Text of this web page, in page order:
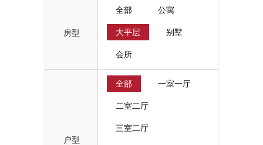
房型
全部 公寓
大平层 别墅
会所
户型
全部 一室一厅
二室二厅
三室二厅